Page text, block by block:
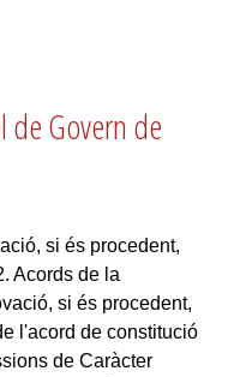
de Govern de
si és procedent,
Acords de la
si és procedent,
l'acord de constitució
de Caràcter